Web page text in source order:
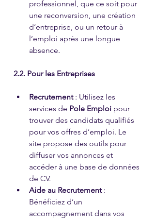
professionnel, que ce soit pour
une reconversion, une création
d’entreprise, ou un retour à
l’emploi après une longue
absence.
2.2. Pour les Entreprises
Recrutement : Utilisez les
services de Pole Emploi pour
trouver des candidats qualifiés
pour vos offres d’emploi. Le
site propose des outils pour
diffuser vos annonces et
accéder à une base de données
de CV.
Aide au Recrutement :
Bénéficiez d’un
accompagnement dans vos